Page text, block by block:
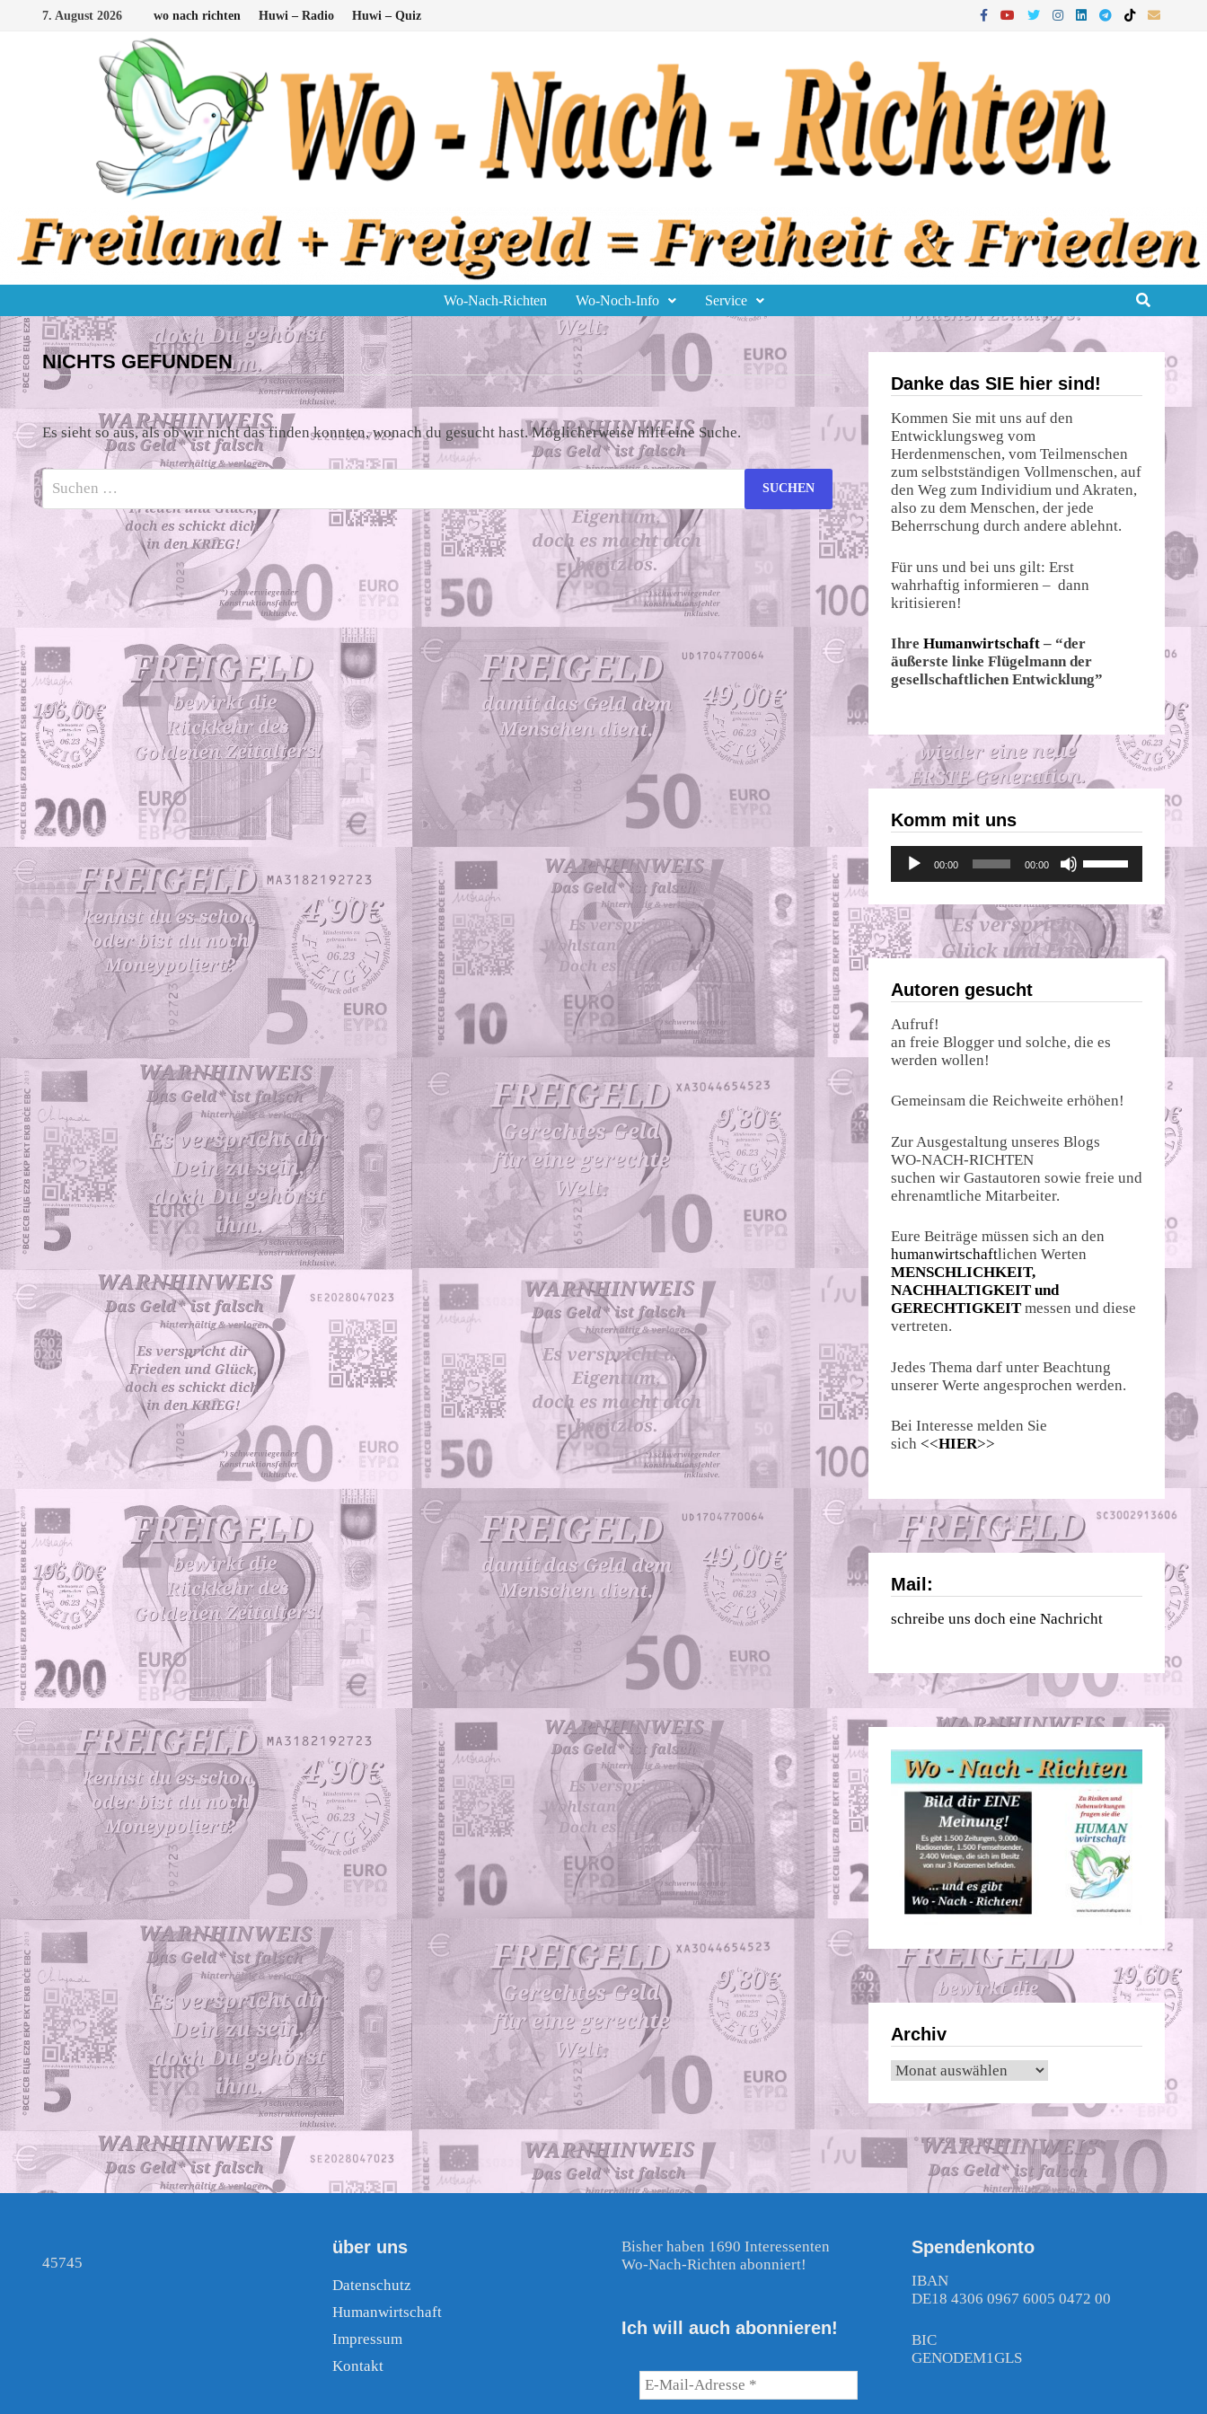
7. August 2026 wo nach richten Huwi – Radio Huwi – Quiz
Wo-Nach-Richten Wo-Noch-Info Service
NICHTS GEFUNDEN
Es sieht so aus, als ob wir nicht das finden konnten, wonach du gesucht hast. Möglicherweise hilft eine Suche.
Suchen
nach:
Danke das SIE hier sind!
Kommen Sie mit uns auf den
Entwicklungsweg vom
Herdenmenschen, vom Teilmenschen
zum selbstständigen Vollmenschen, auf
den Weg zum Individium und Akraten,
also zu dem Menschen, der jede
Beherrschung durch andere ablehnt.
Für uns und bei uns gilt: Erst
wahrhaftig informieren – dann
kritisieren!
Ihre Humanwirtschaft – “der
äußerste linke Flügelmann der
gesellschaftlichen Entwicklung”
Komm mit uns
Audio-
Player
00:00 00:00
Hoch/Runter
um
die
Lautstärke
zu
Autoren gesucht
Aufruf!
an freie Blogger und solche, die es
werden wollen!
Gemeinsam die Reichweite erhöhen!
Zur Ausgestaltung unseres Blogs
WO-NACH-RICHTEN
suchen wir Gastautoren sowie freie und
ehrenamtliche Mitarbeiter.
Eure Beiträge müssen sich an den
humanwirtschaftlichen Werten
MENSCHLICHKEIT,
NACHHALTIGKEIT und
GERECHTIGKEIT messen und diese
vertreten.
Jedes Thema darf unter Beachtung
unserer Werte angesprochen werden.
Bei Interesse melden Sie
sich <<HIER>>
Mail:
schreibe uns doch eine Nachricht
Archiv
Archiv
45745
über uns
Datenschutz
Humanwirtschaft
Impressum
Kontakt
Bisher haben 1690 Interessenten
Wo-Nach-Richten abonniert!
Ich will auch abonnieren!
Spendenkonto
IBAN
DE18 4306 0967 6005 0472 00
BIC
GENODEM1GLS